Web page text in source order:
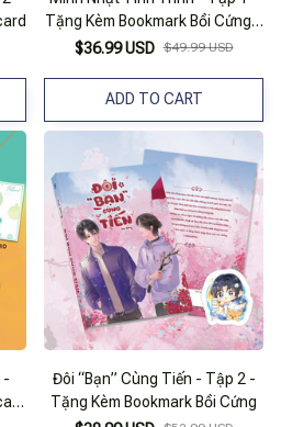
Tặng Kèm Bookmark Bồi Cứng 2
Mặt
$36.99 USD $49.99 USD
ADD TO CART
-
Đôi “Bạn” Cùng Tiến - Tập 2 -
Tặng Kèm Bookmark Bồi Cứng